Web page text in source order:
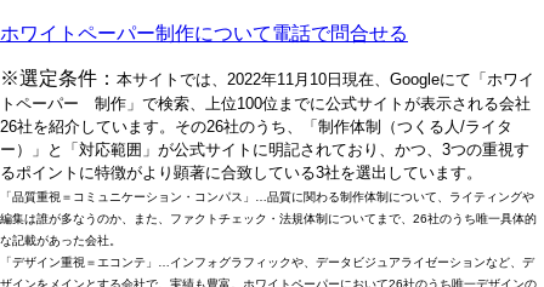
ホワイトペーパー制作について電話で問合せる
※選定条件： 本サイトでは、2022年11月10日現在、Googleにて「ホワイ
トペーパー 制作」で検索、上位100位までに公式サイトが表示される会社
26社を紹介しています。その26社のうち、「制作体制（つくる人/ライタ
ー）」と「対応範囲」が公式サイトに明記されており、かつ、3つの重視す
るポイントに特徴がより顕著に合致している3社を選出しています。
「品質重視＝コミュニケーション・コンパス」…品質に関わる制作体制について、ライティングや
編集は誰が多なうのか、また、ファクトチェック・法規体制についてまで、26社のうち唯一具体的
な記載があった会社。
「デザイン重視＝エコンテ」…インフォグラフィックや、データビジュアライゼーションなど、デ
ザインをメインとする会社で、実績も豊富。ホワイトペーパーにおいて26社のうち唯一デザインの